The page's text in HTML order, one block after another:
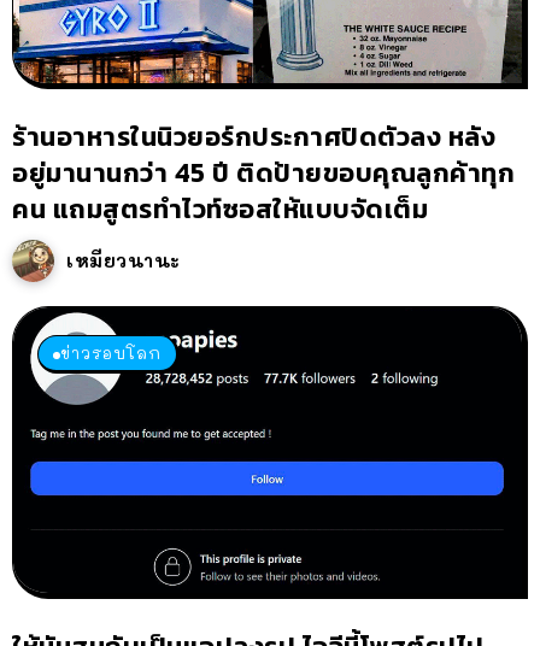
ร้านอาหารในนิวยอร์กประกาศปิดตัวลง หลัง
อยู่มานานกว่า 45 ปี ติดป้ายขอบคุณลูกค้าทุก
คน แถมสูตรทำไวท์ซอสให้แบบจัดเต็ม
เหมียวนานะ
ข่าวรอบโลก